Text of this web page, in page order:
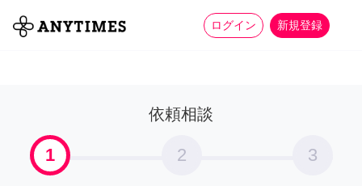
ログイン 新規登録
全て 家事 more_horiz
依頼相談
1 2 3